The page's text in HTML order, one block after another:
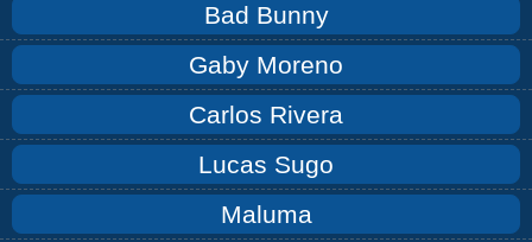
Bad Bunny
Gaby Moreno
Carlos Rivera
Lucas Sugo
Maluma